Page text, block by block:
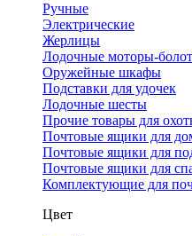
Ручные
Электрические
Жерлицы
Лодочные моторы-
Оружейные шкафы
Подставки для удочек
Лодочные шесты
Прочие товары для
Почтовые ящики для
Почтовые ящики для
Почтовые ящики для
Комплектующие для
Цвет